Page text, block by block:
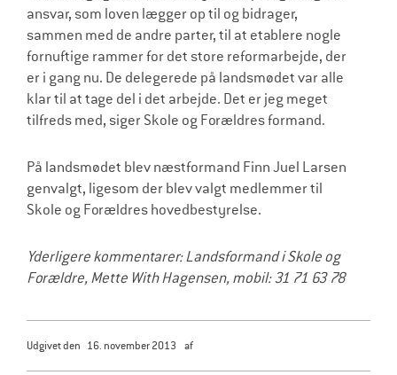
ansvar, som loven lægger op til og bidrager,
sammen med de andre parter, til at etablere nogle
fornuftige rammer for det store reformarbejde, der
er i gang nu. De delegerede på landsmødet var alle
klar til at tage del i det arbejde. Det er jeg meget
tilfreds med, siger Skole og Forældres formand.
På landsmødet blev næstformand Finn Juel Larsen
genvalgt, ligesom der blev valgt medlemmer til
Skole og Forældres hovedbestyrelse.
Yderligere kommentarer: Landsformand i Skole og
Forældre, Mette With Hagensen, mobil: 31 71 63 78
udgivet den 16. november 2013 af